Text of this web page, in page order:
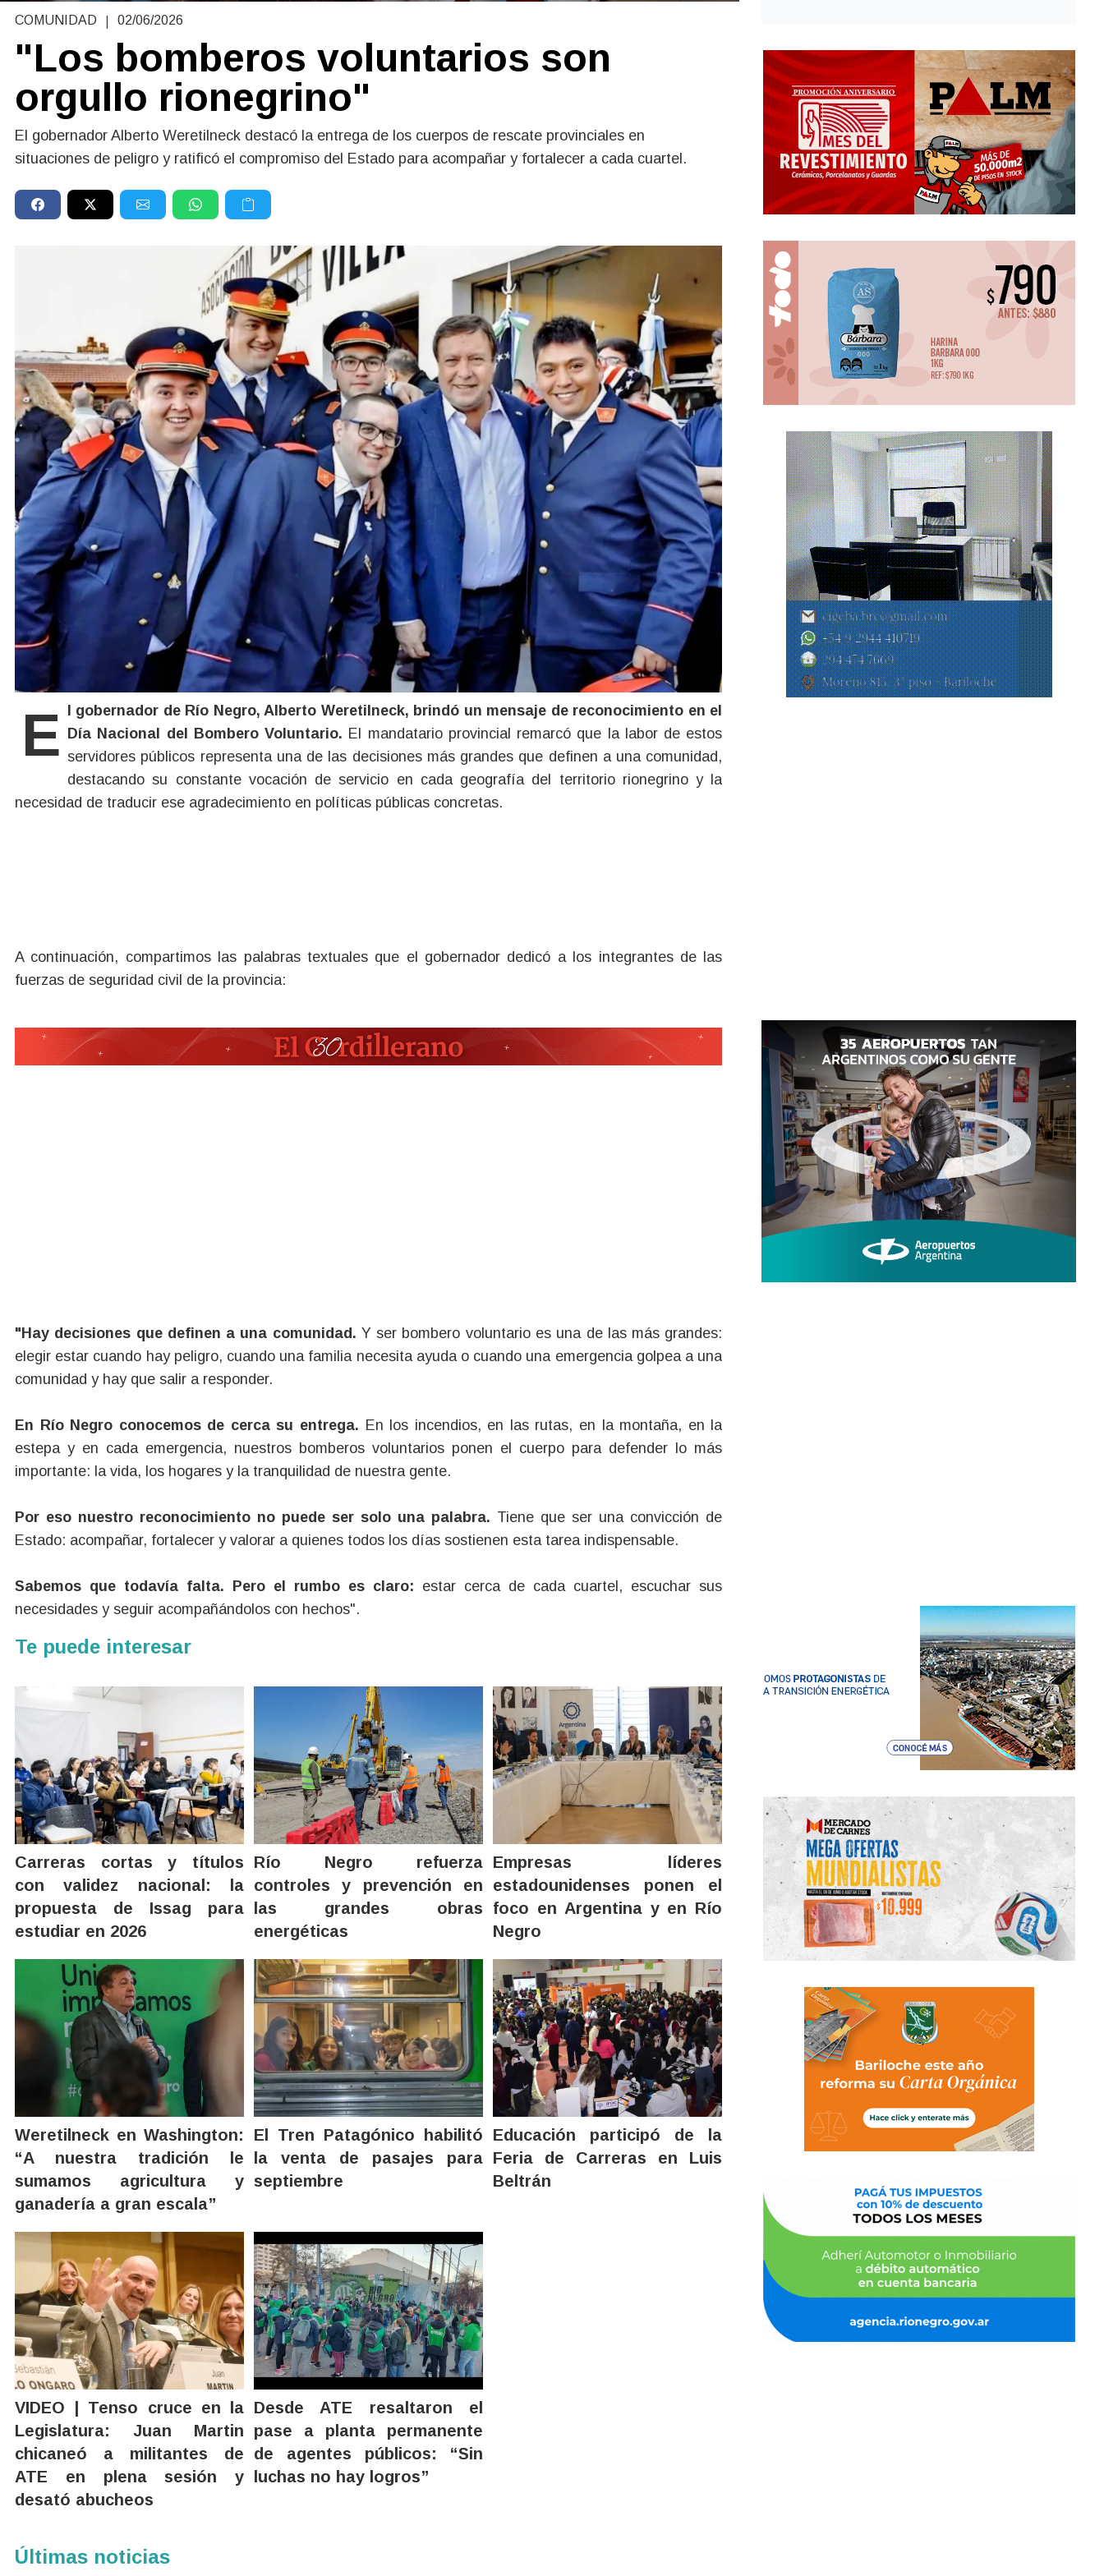
COMUNIDAD | 02/06/2026
"Los bomberos voluntarios son
orgullo rionegrino"
El gobernador Alberto Weretilneck destacó la entrega de los cuerpos de rescate provinciales en
situaciones de peligro y ratificó el compromiso del Estado para acompañar y fortalecer a cada cuartel.
El gobernador de Río Negro, Alberto Weretilneck, brindó un mensaje de reconocimiento en el Día Nacional del Bombero Voluntario. El mandatario provincial remarcó que la labor de estos
servidores públicos representa una de las decisiones más grandes que definen a una comunidad,
destacando su constante vocación de servicio en cada geografía del territorio rionegrino y la
necesidad de traducir ese agradecimiento en políticas públicas concretas.
A continuación, compartimos las palabras textuales que el gobernador dedicó a los integrantes de las
fuerzas de seguridad civil de la provincia:
"Hay decisiones que definen a una comunidad. Y ser bombero voluntario es una de las más grandes:
elegir estar cuando hay peligro, cuando una familia necesita ayuda o cuando una emergencia golpea a una
comunidad y hay que salir a responder.
En Río Negro conocemos de cerca su entrega. En los incendios, en las rutas, en la montaña, en la
estepa y en cada emergencia, nuestros bomberos voluntarios ponen el cuerpo para defender lo más
importante: la vida, los hogares y la tranquilidad de nuestra gente.
Por eso nuestro reconocimiento no puede ser solo una palabra. Tiene que ser una convicción de
Estado: acompañar, fortalecer y valorar a quienes todos los días sostienen esta tarea indispensable.
Sabemos que todavía falta. Pero el rumbo es claro: estar cerca de cada cuartel, escuchar sus
necesidades y seguir acompañándolos con hechos".
Te puede interesar
Carreras cortas y títulos
con validez nacional: la
propuesta de Issag para
estudiar en 2026
Río Negro refuerza
controles y prevención en
las grandes obras
energéticas
Empresas líderes
estadounidenses ponen el
foco en Argentina y en Río
Negro
Weretilneck en Washington:
“A nuestra tradición le
sumamos agricultura y
ganadería a gran escala”
El Tren Patagónico habilitó
la venta de pasajes para
septiembre
Educación participó de la
Feria de Carreras en Luis
Beltrán
VIDEO | Tenso cruce en la
Legislatura: Juan Martin
chicaneó a militantes de
ATE en plena sesión y
desató abucheos
Desde ATE resaltaron el
pase a planta permanente
de agentes públicos: “Sin
luchas no hay logros”
Últimas noticias